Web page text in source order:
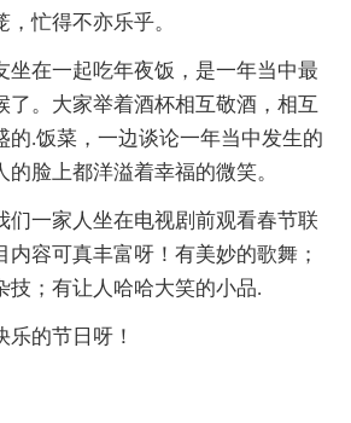
忙得不亦乐乎。
坐在一起吃年夜饭，是一年当中最
了。大家举着酒杯相互敬酒，相互
的.饭菜，一边谈论一年当中发生的
脸上都洋溢着幸福的微笑。
们一家人坐在电视剧前观看春节联
内容可真丰富呀！有美妙的歌舞；
技；有让人哈哈大笑的小品.
乐的节日呀！